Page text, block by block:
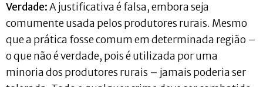
Verdade:A justificativa é falsa, embora seja
comumente usada pelos produtores rurais. Mesmo
que a prática fosse comum em determinada região –
o que não é verdade, pois é utilizada por uma
minoria dos produtores rurais – jamais poderia ser